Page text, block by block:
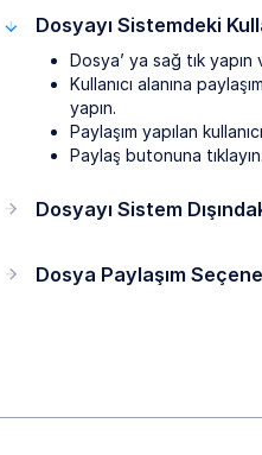
Dosyayı Sistemdeki
Dosya’ ya sağ tık yapın
Kullanıcı alanına
yapın.
Paylaşım yapılan
Paylaş butonuna tıklayın.
Dosyayı Sistem
Dosya Paylaşım